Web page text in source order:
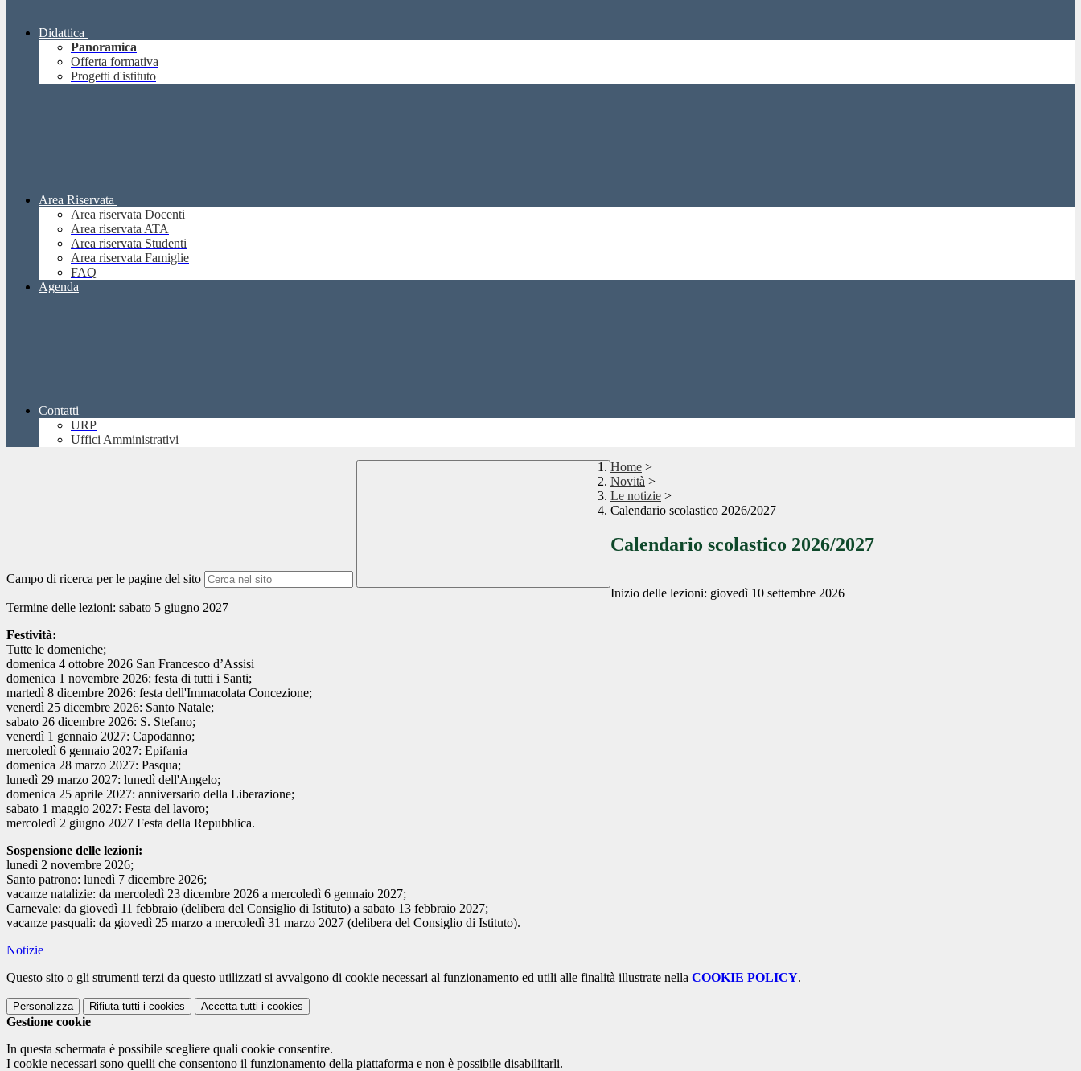
Didattica
Panoramica
Offerta formativa
Progetti d'istituto
Area Riservata
Area riservata Docenti
Area riservata ATA
Area riservata Studenti
Area riservata Famiglie
FAQ
Agenda
Contatti
URP
Uffici Amministrativi
Campo di ricerca per le pagine del sito
Home >
Novità >
Le notizie >
Calendario scolastico 2026/2027
Calendario scolastico 2026/2027
Inizio delle lezioni: giovedì 10 settembre 2026
Termine delle lezioni: sabato 5 giugno 2027
Festività:
Tutte le domeniche;
domenica 4 ottobre 2026 San Francesco d’Assisi
domenica 1 novembre 2026: festa di tutti i Santi;
martedì 8 dicembre 2026: festa dell'Immacolata Concezione;
venerdì 25 dicembre 2026: Santo Natale;
sabato 26 dicembre 2026: S. Stefano;
venerdì 1 gennaio 2027: Capodanno;
mercoledì 6 gennaio 2027: Epifania
domenica 28 marzo 2027: Pasqua;
lunedì 29 marzo 2027: lunedì dell'Angelo;
domenica 25 aprile 2027: anniversario della Liberazione;
sabato 1 maggio 2027: Festa del lavoro;
mercoledì 2 giugno 2027 Festa della Repubblica.
Sospensione delle lezioni:
lunedì 2 novembre 2026;
Santo patrono: lunedì 7 dicembre 2026;
vacanze natalizie: da mercoledì 23 dicembre 2026 a mercoledì 6 gennaio 2027;
Carnevale: da giovedì 11 febbraio (delibera del Consiglio di Istituto) a sabato 13 febbraio 2027;
vacanze pasquali: da giovedì 25 marzo a mercoledì 31 marzo 2027 (delibera del Consiglio di Istituto).
Notizie
Questo sito o gli strumenti terzi da questo utilizzati si avvalgono di cookie necessari al funzionamento ed utili alle finalità illustrate nella COOKIE POLICY.
Personalizza Rifiuta tutti i cookies Accetta tutti i cookies
Gestione cookie
In questa schermata è possibile scegliere quali cookie consentire.
I cookie necessari sono quelli che consentono il funzionamento della piattaforma e non è possibile disabilitarli.